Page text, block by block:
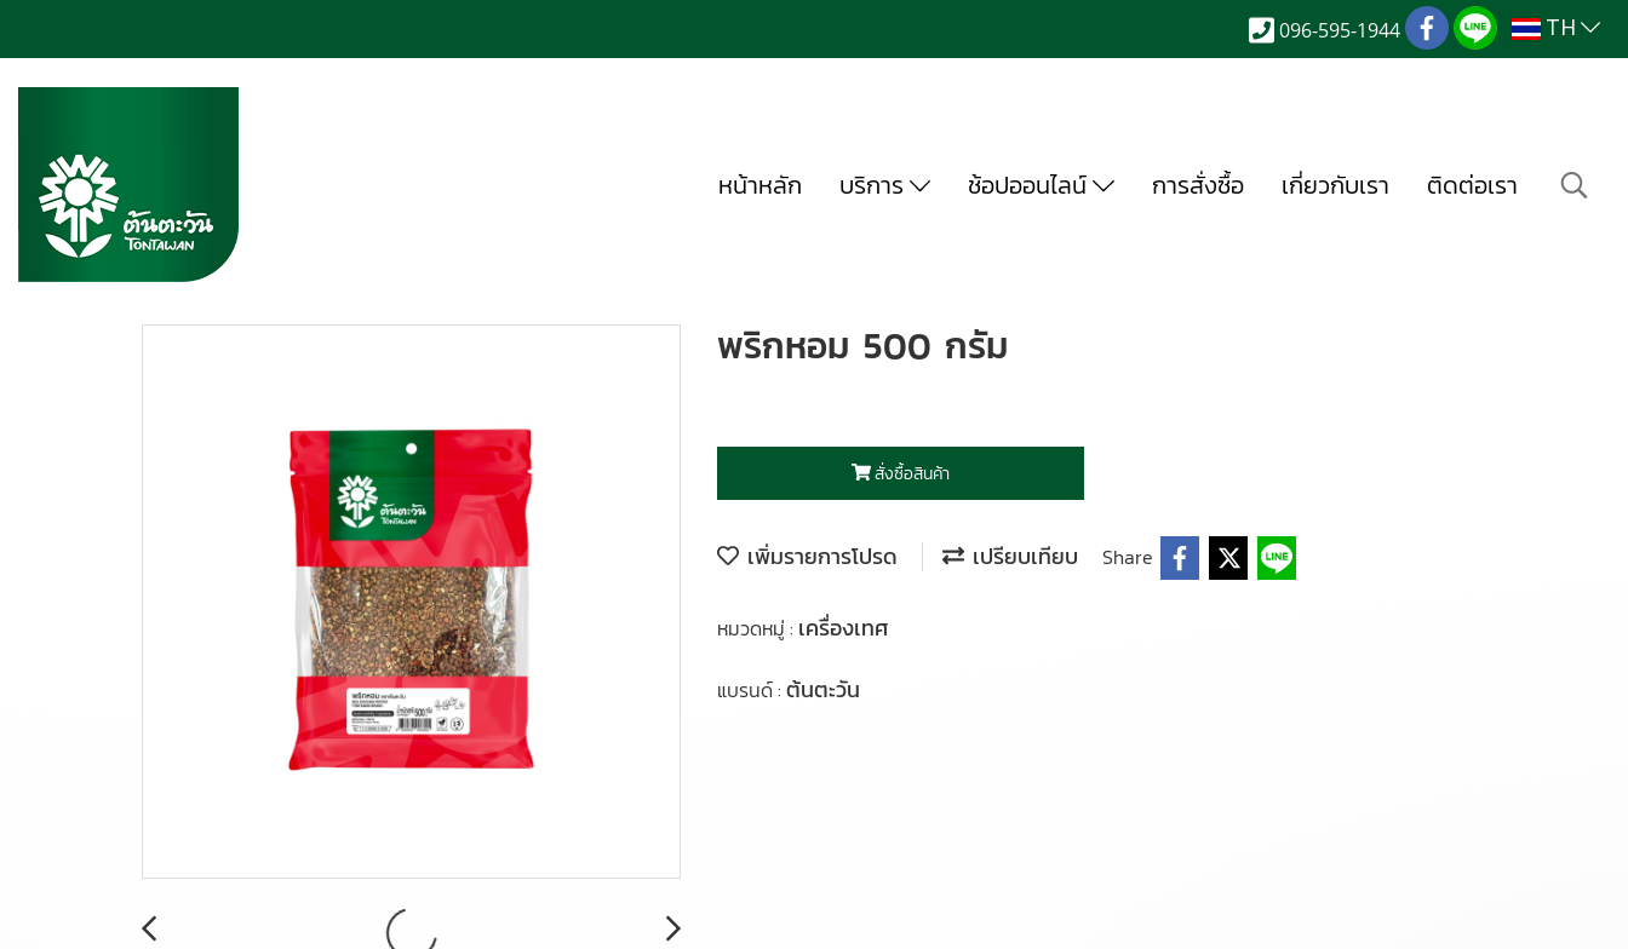
096-595-1944 TH
หน้าหลัก บริการ ช้อปออนไลน์ การสั่งซื้อ เกี่ยวกับเรา ติดต่อเรา
พริกหอม 500 กรัม
สั่งซื้อสินค้า
เพิ่มรายการโปรด เปรียบเทียบ Share
หมวดหมู่ : เครื่องเทศ
แบรนด์ : ต้นตะวัน